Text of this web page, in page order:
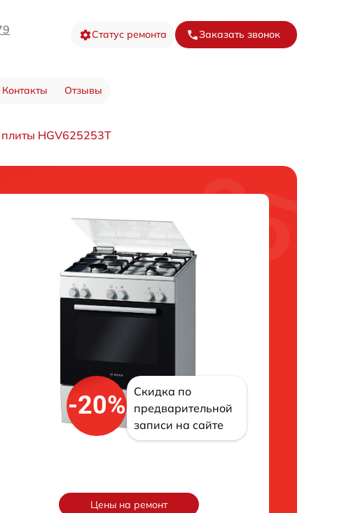
Статус ремонта Заказать звонок
Контакты Отзывы
HGV625253T
-20%
Скидка по
предварительной
записи на сайте
Цены на ремонт